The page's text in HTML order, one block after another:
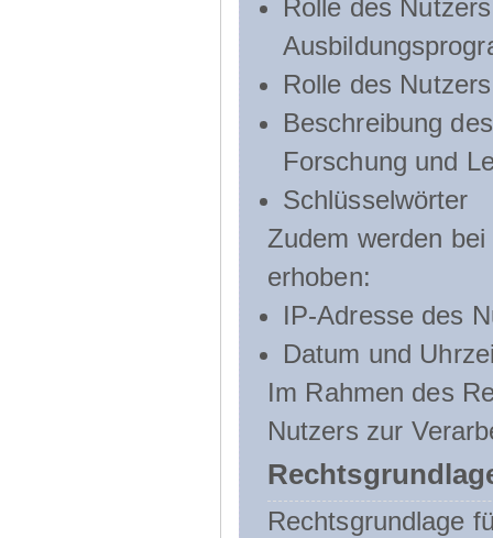
Rolle des
Rolle des
Beschreibung
Forschung und
Schlüsselwörter
Zudem werden
erhoben:
IP-Adresse des
Datum und
Im Rahmen des
Nutzers zur
Rechtsgrundlage